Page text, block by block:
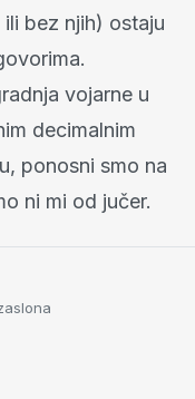
bez njih) ostaju
vojarne u
decimalnim
ponosni smo na
ni mi od jučer.